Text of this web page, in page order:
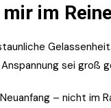
im
sei groß
– nicht im